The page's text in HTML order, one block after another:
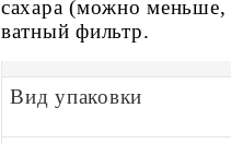
сахара (можно меньше,
ватный фильтр.
Вид упаковки